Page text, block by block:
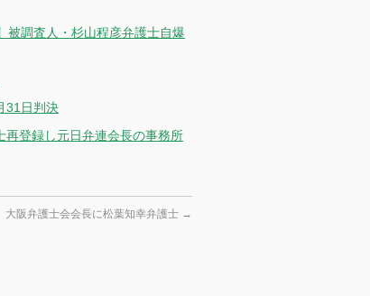
被調査人・杉山程彦弁護士自爆
31日判決
登録し元日弁連会長の事務所
大阪弁護士会会長に松葉知幸弁護士 →